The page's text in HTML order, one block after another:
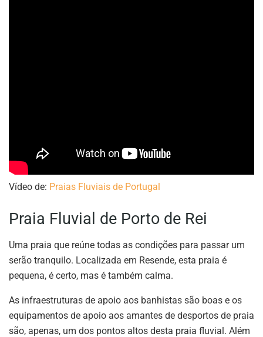
Vídeo de: Praias Fluviais de Portugal
Praia Fluvial de Porto de Rei
Uma praia que reúne todas as condições para passar um
serão tranquilo. Localizada em Resende, esta praia é
pequena, é certo, mas é também calma.
As infraestruturas de apoio aos banhistas são boas e os
equipamentos de apoio aos amantes de desportos de praia
são, apenas, um dos pontos altos desta praia fluvial. Além